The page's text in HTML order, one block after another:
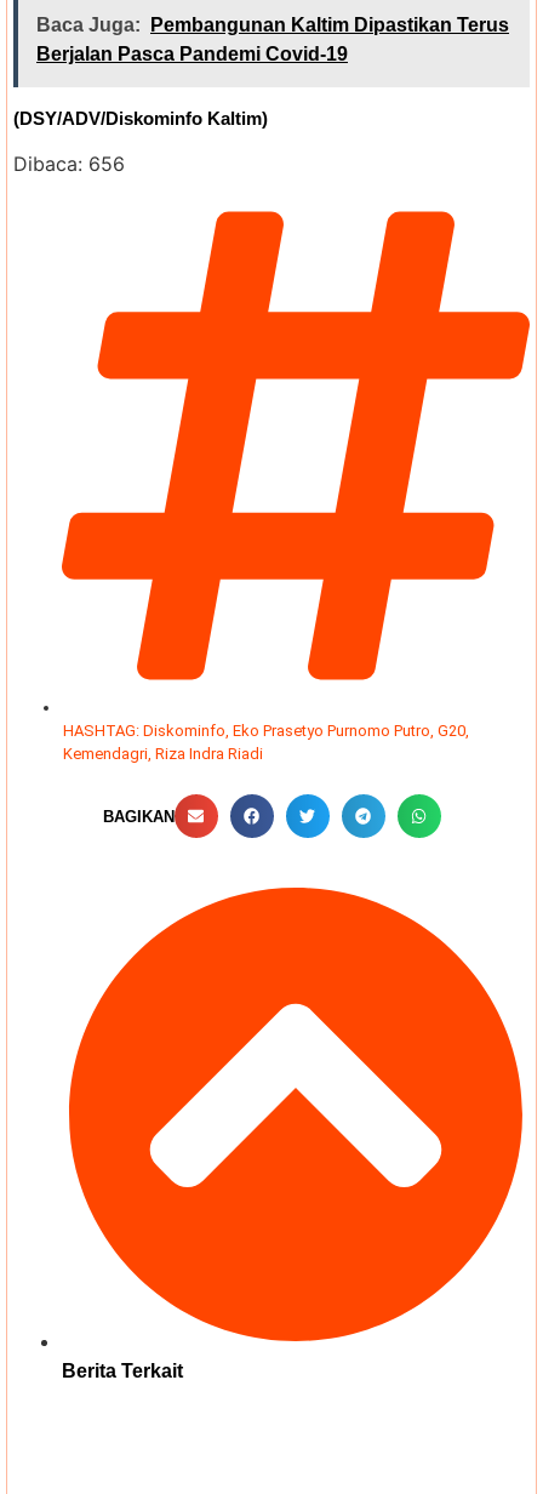
Baca Juga:
Pembangunan Kaltim Dipastikan Terus
Berjalan Pasca Pandemi Covid-19
(DSY/ADV/Diskominfo Kaltim)
Dibaca: 656
HASHTAG: Diskominfo, Eko Prasetyo Purnomo Putro, G20,
Kemendagri, Riza Indra Riadi
BAGIKAN
Berita Terkait